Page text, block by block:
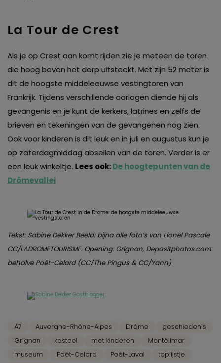
La Tour de Crest
Als je op Crest aan komt rijden zie je meteen de toren
die hoog boven het dorp uitsteekt. Met zijn 52 meter is
dit de hoogste middeleeuwse vestingtoren van
Frankrijk. Tijdens verschillende oorlogen diende hij als
gevangenis en je kunt de kerkers, latrines en zelfs de
brieven en tekeningen van de gevangenen nog zien.
Ook voor kinderen is dit leuk en in juli en augustus kun je
op zaterdagmiddag abseilen van de toren. Verder is er
een leuk winkeltje. Lees ook:De hoogtepunten van de
Drômevallei
Tekst: Sabine Dekker Beeld: bijna alle foto’s van Lionel Pascale
CC/LADROMETOURISME. Opening: Grignan, Depositphotos.com.
behalve Poët-Celard (CC/The Pingus & CC/Yann)
A7 Auvergne-Rhône-Alpes Drôme
geschiedenis
Grignan
kasteel met kinderen
Montélimar
museum
Poët-Celard Poët-Laval
toplijstje